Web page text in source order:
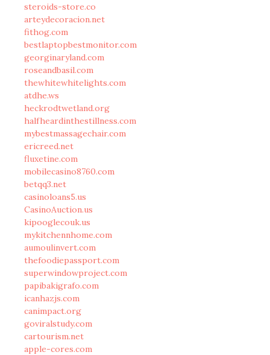
steroids-store.co
arteydecoracion.net
fithog.com
bestlaptopbestmonitor.com
georginaryland.com
roseandbasil.com
thewhitewhitelights.com
atdhe.ws
heckrodtwetland.org
halfheardinthestillness.com
mybestmassagechair.com
ericreed.net
fluxetine.com
mobilecasino8760.com
betqq3.net
casinoloans5.us
CasinoAuction.us
kipooglecouk.us
mykitchennhome.com
aumoulinvert.com
thefoodiepassport.com
superwindowproject.com
papibakigrafo.com
icanhazjs.com
canimpact.org
goviralstudy.com
cartourism.net
apple-cores.com